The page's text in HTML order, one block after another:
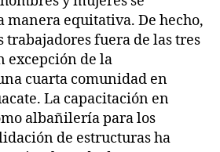
manera equitativa. De hecho,
fuera de las tres
excepción de la
cuarta comunidad en
La capacitación en
albañilería para los
de estructuras ha